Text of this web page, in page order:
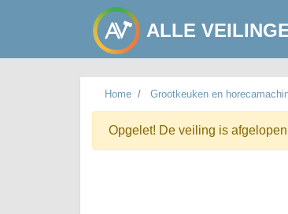
ALLE
Home Grootkeuken en
Opgelet! De veiling is